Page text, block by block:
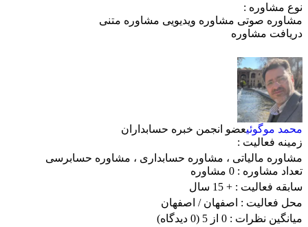
نوع مشاوره :
مشاوره صوتی مشاوره ویدیویی مشاوره متنی
دریافت مشاوره
محمد موگوئیعضو انجمن خبره حسابداران
زمینه فعالیت :
مشاوره مالیاتی ، مشاوره حسابداری ، مشاوره حسابرسی
تعداد مشاوره : 0 مشاوره
سابقه فعالیت : + 15 سال
محل فعالیت : اصفهان/ اصفهان
میانگین نظرات : 0 از 5
(0 دیدگاه)